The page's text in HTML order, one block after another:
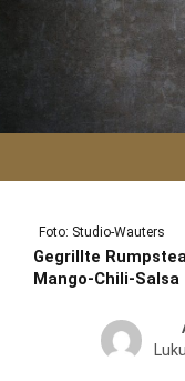
Foto: Studio-Wauters
Gegrillte
Mango-Chili-Salsa